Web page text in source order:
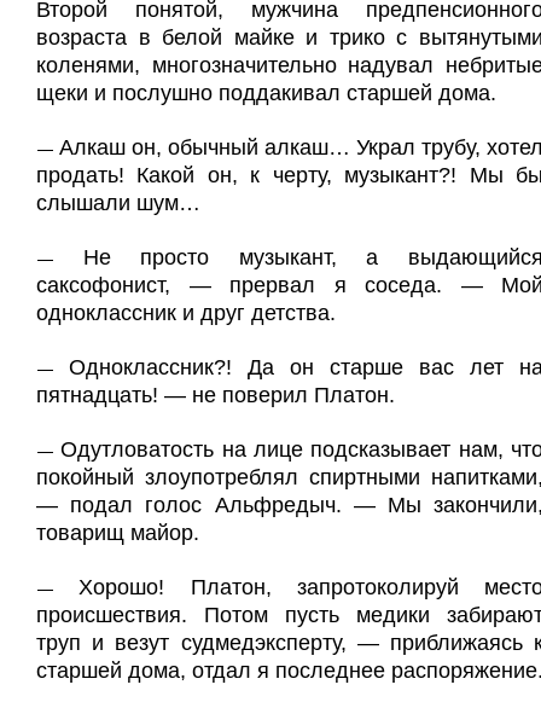
Второй понятой, мужчина
возраста в белой майке и трико с
коленями, многозначительно надувал
щеки и послушно поддакивал старшей дома.
— Алкаш он, обычный алкаш… Украл трубу,
продать! Какой он, к черту, музыкант?! Мы
слышали шум…
— Не просто музыкант, а
саксофонист, — прервал я соседа. —
одноклассник и друг детства.
— Одноклассник?! Да он старше вас лет
пятнадцать! — не поверил Платон.
—Одутловатость на лице подсказывает нам,
покойный злоупотреблял спиртными
— подал голос Альфредыч. — Мы
товарищ майор.
—Хорошо! Платон, запротоколируй
происшествия. Потом пусть медики
труп и везут судмедэксперту, — приближаясь
старшей дома, отдал я последнее